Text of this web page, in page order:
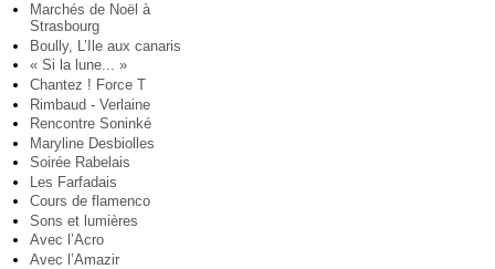
Marchés de Noël à
Strasbourg
Boully, L’Ile aux canaris
« Si la lune... »
Chantez ! Force T
Rimbaud - Verlaine
Rencontre Soninké
Maryline Desbiolles
Soirée Rabelais
Les Farfadais
Cours de flamenco
Sons et lumières
Avec l’Acro
Avec l’Amazir